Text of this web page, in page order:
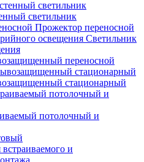
светильник
Прожектор переносной
Светильник
переносной
стационарный
потолочный и